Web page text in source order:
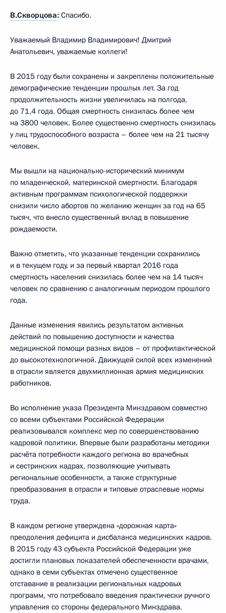
В.Скворцова: Спасибо.
Уважаемый Владимир Владимирович! Дмитрий
Анатольевич, уважаемые коллеги!
В 2015 году были сохранены и закреплены положительные
демографические тенденции прошлых лет. За год
продолжительность жизни увеличилась на полгода,
до 71,4 года. Общая смертность снизилась более чем
на 3800 человек. Более существенно смертность снизилась
у лиц трудоспособного возраста – более чем на 21 тысячу
человек.
Мы вышли на национально-исторический минимум
по младенческой, материнской смертности. Благодаря
активным программам психологической поддержки
снизили число абортов по желанию женщин за год на 65
тысяч, что внесло существенный вклад в повышение
рождаемости.
Важно отметить, что указанные тенденции сохранились
и в текущем году, и за первый квартал 2016 года
смертность населения снизилась более чем на 14 тысяч
человек по сравнению с аналогичным периодом прошлого
года.
Данные изменения явились результатом активных
действий по повышению доступности и качества
медицинской помощи разных видов – от профилактической
до высокотехнологичной. Движущей силой всех изменений
в отрасли является двухмиллионная армия медицинских
работников.
Во исполнение указа Президента Минздравом совместно
со всеми субъектами Российской Федерации
реализовывался комплекс мер по совершенствованию
кадровой политики. Впервые были разработаны методики
расчёта потребности каждого региона во врачебных
и сестринских кадрах, позволяющие учитывать
региональные особенности, а также структурные
преобразования в отрасли и типовые отраслевые нормы
труда.
В каждом регионе утверждена «дорожная карта»
преодоления дефицита и дисбаланса медицинских кадров.
В 2015 году 43 субъекта Российской Федерации уже
достигли плановых показателей обеспеченности врачами,
однако в семи субъектах отмечено существенное
отставание в реализации региональных кадровых
программ, что потребовало введения практически ручного
управления со стороны федерального Минздрава.